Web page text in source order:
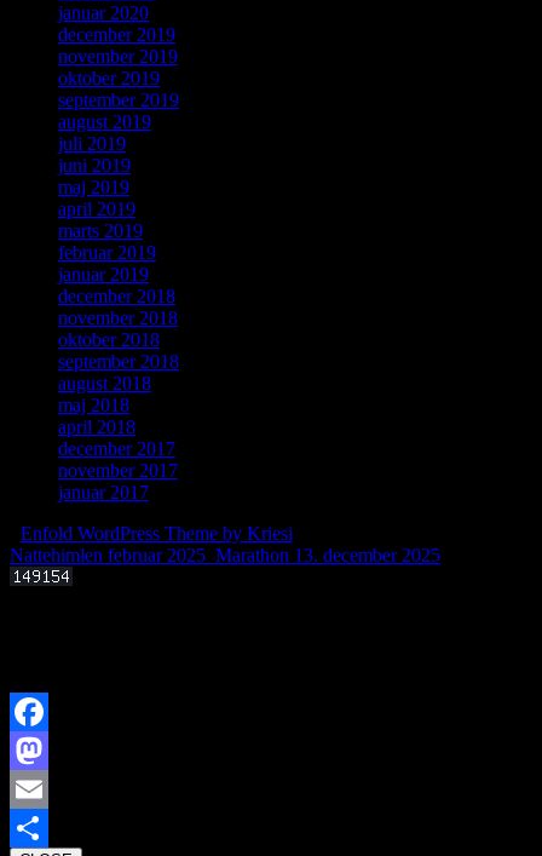
januar 2020
december 2019
november 2019
oktober 2019
september 2019
august 2019
juli 2019
juni 2019
maj 2019
april 2019
marts 2019
februar 2019
januar 2019
december 2018
november 2018
oktober 2018
september 2018
august 2018
maj 2018
april 2018
december 2017
november 2017
januar 2017
Enfold WordPress Theme by Kriesi
Nattehimlen februar 2025 Marathon 13. december 2025
Facebook
Mastodon
Email